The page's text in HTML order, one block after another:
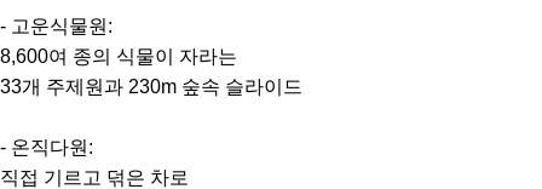
- 고운식물원:
8,600여 종의 식물이 자라는
33개 주제원과 230m 숲속 슬라이드
- 온직다원:
직접 기르고 덖은 차로